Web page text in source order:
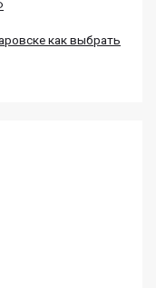
как выбрать